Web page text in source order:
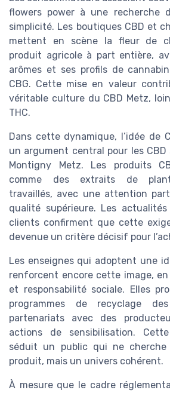
flowers power à une recherche
simplicité. Les boutiques CBD et
mettent en scène la fleur de
produit agricole à part entière,
arômes et ses profils de
CBG. Cette mise en valeur
véritable culture du CBD Metz,
THC.
Dans cette dynamique, l’idée de
un argument central pour les
Montigny Metz. Les produits
comme des extraits de
travaillés, avec une attention
qualité supérieure. Les
clients confirment que cette
devenue un critère décisif pour
Les enseignes qui adoptent une
renforcent encore cette image,
et responsabilité sociale. Elles
programmes de recyclage
partenariats avec des
actions de sensibilisation.
séduit un public qui ne cherche
produit, mais un univers cohérent.
À mesure que le cadre